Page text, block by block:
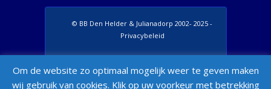
© BB Den Helder & Julianadorp 2002- 2025 -
Privacybeleid
Appearance > Menus > "Manage Locations"
Om de website zo optimaal mogelijk weer te geven maken
wij gebruik van cookies. Klik op uw voorkeur met betrekking